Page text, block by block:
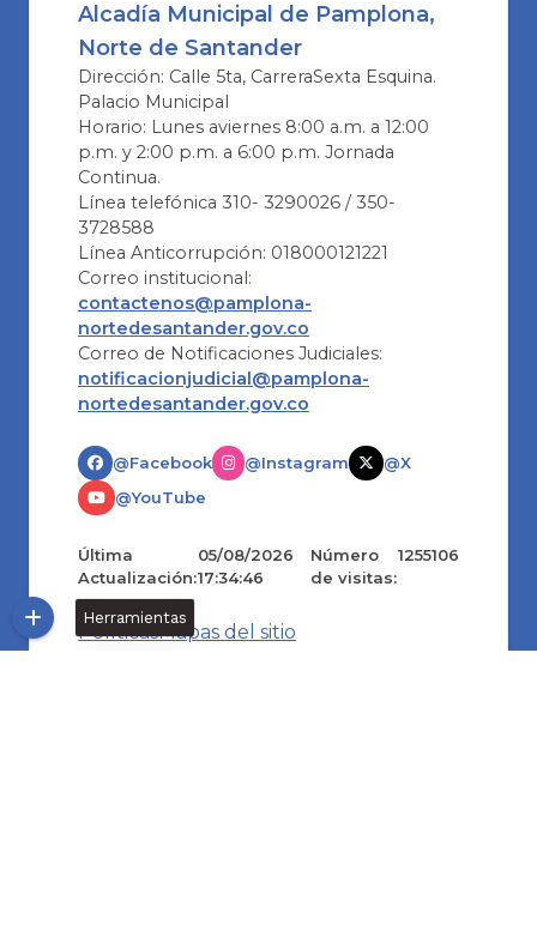
Alcadía Municipal de Pamplona,
Norte de Santander
Dirección: Calle 5ta, CarreraSexta Esquina.
Palacio Municipal
Horario: Lunes aviernes 8:00 a.m. a 12:00
p.m. y 2:00 p.m. a 6:00 p.m. Jornada
Continua.
Línea telefónica 310- 3290026 / 350-
3728588
Línea Anticorrupción: 018000121221
Correo institucional:
contactenos@pamplona-
nortedesantander.gov.co
Correo de Notificaciones Judiciales:
notificacionjudicial@pamplona-
nortedesantander.gov.co
@Facebook @Instagram
@X
@YouTube
Última
Actualización:
05/08/2026
17:34:46
Número
de visitas:
1255106
PolíticasMapas del sitio
Herramientas